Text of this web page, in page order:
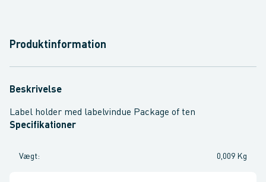
Produktinformation
Beskrivelse
Label holder med labelvindue Package of ten
Specifikationer
Vægt: 0,009 Kg